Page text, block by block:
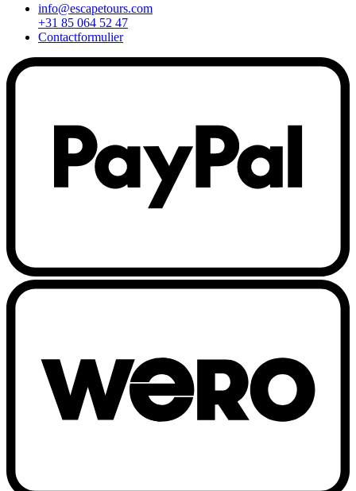
info@escapetours.com
+31 85 064 52 47
Contactformulier